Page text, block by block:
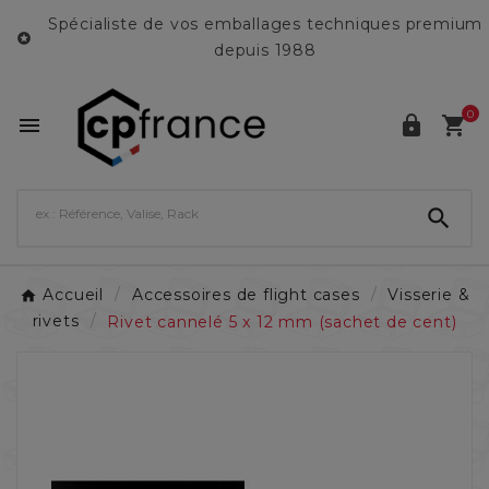

Spécialiste de vos emballages techniques premium
depuis 1988
  0

Accueil Accessoires de flight cases
Visserie &
rivets
Rivet cannelé 5 x 12 mm (sachet de cent)